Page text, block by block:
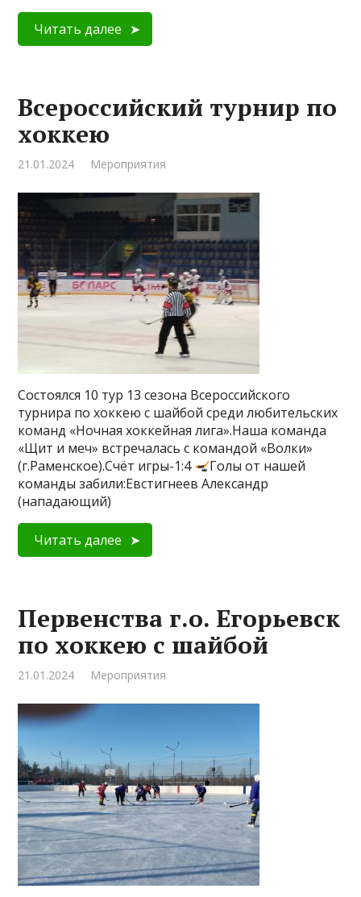
Читать далее
Всероссийский турнир по
хоккею
21.01.2024 Мероприятия
Состоялся 10 тур 13 сезона Всероссийского
турнира по хоккею с шайбой среди любительских
команд «Ночная хоккейная лига».Наша команда
«Щит и меч» встречалась с командой «Волки»
(г.Раменское).Счёт игры-1:4
Голы от нашей
команды забили:Евстигнеев Александр
(нападающий)
Читать далее
Первенства г.о. Егорьевск
по хоккею с шайбой
21.01.2024 Мероприятия